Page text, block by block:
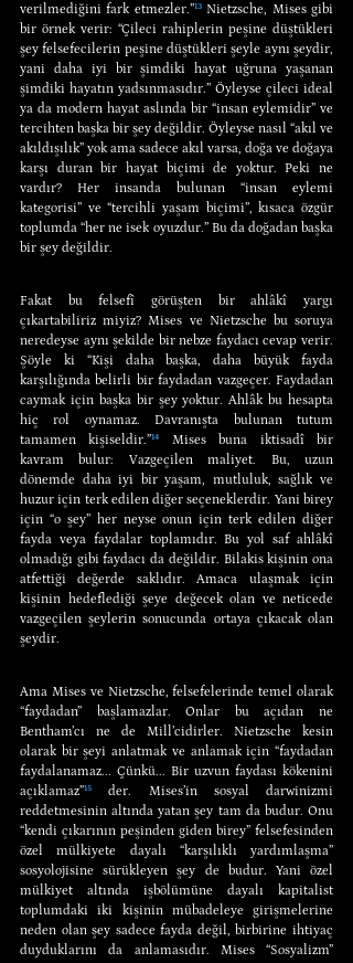
verilmediğini fark etmezler.”¹³ Nietzsche, Mises gibi
bir örnek verir: “Çileci rahiplerin peşine düştükleri
şey felsefecilerin peşine düştükleri şeyle aynı şeydir,
yani daha iyi bir şimdiki hayat uğruna yaşanan
şimdiki hayatın yadsınmasıdır.” Öyleyse çileci ideal
ya da modern hayat aslında bir “insan eylemidir” ve
tercihten başka bir şey değildir. Öyleyse nasıl “akıl ve
akıldışılık” yok ama sadece akıl varsa, doğa ve doğaya
karşı duran bir hayat biçimi de yoktur. Peki ne
vardır? Her insanda bulunan “insan eylemi
kategorisi” ve “tercihli yaşam biçimi”, kısaca özgür
toplumda “her ne isek oyuzdur.” Bu da doğadan başka
bir şey değildir.
Fakat bu felsefî görüşten bir ahlâkî yargı
çıkartabiliriz miyiz? Mises ve Nietzsche bu soruya
neredeyse aynı şekilde bir nebze faydacı cevap verir.
Şöyle ki “Kişi daha başka, daha büyük fayda
karşılığında belirli bir faydadan vazgeçer. Faydadan
caymak için başka bir şey yoktur. Ahlâk bu hesapta
hiç rol oynamaz. Davranışta bulunan tutum
tamamen kişiseldir.”¹⁴ Mises buna iktisadî bir
kavram bulur: Vazgeçilen maliyet. Bu, uzun
dönemde daha iyi bir yaşam, mutluluk, sağlık ve
huzur için terk edilen diğer seçeneklerdir. Yani birey
için “o şey” her neyse onun için terk edilen diğer
fayda veya faydalar toplamıdır. Bu yol saf ahlâkî
olmadığı gibi faydacı da değildir. Bilakis kişinin ona
atfettiği değerde saklıdır. Amaca ulaşmak için
kişinin hedeflediği şeye değecek olan ve neticede
vazgeçilen şeylerin sonucunda ortaya çıkacak olan
şeydir.
Ama Mises ve Nietzsche, felsefelerinde temel olarak
“faydadan” başlamazlar. Onlar bu açıdan ne
Bentham’cı ne de Mill’cidirler. Nietzsche kesin
olarak bir şeyi anlatmak ve anlamak için “faydadan
faydalanamaz... Çünkü... Bir uzvun faydası kökenini
açıklamaz”¹⁵ der. Mises’in sosyal darwinizmi
reddetmesinin altında yatan şey tam da budur. Onu
“kendi çıkarının peşinden giden birey” felsefesinden
özel mülkiyete dayalı “karşılıklı yardımlaşma”
sosyolojisine sürükleyen şey de budur. Yani özel
mülkiyet altında işbölümüne dayalı kapitalist
toplumdaki iki kişinin mübadeleye girişmelerine
neden olan şey sadece fayda değil, birbirine ihtiyaç
duyduklarını da anlamasıdır. Mises “Sosyalizm”